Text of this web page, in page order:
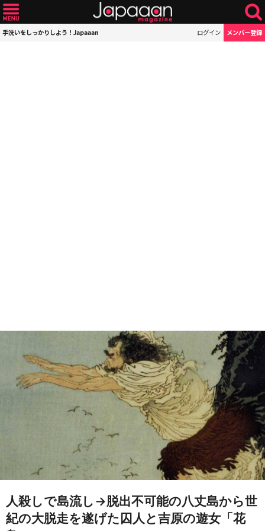
手洗いをしっかりしよう！Japaaan ログイン メンバー登録
人殺しで島流し→脱出不可能の八丈島から世
紀の大脱走を遂げた囚人と吉原の遊女「花